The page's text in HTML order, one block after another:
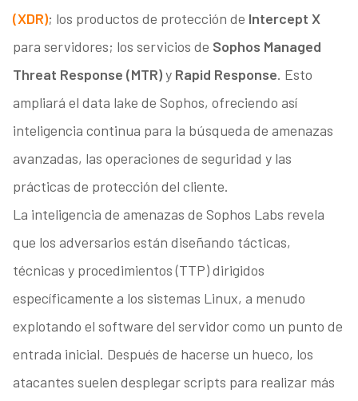
(XDR); los productos de protección de Intercept X
para servidores; los servicios de Sophos Managed
Threat Response (MTR)y Rapid Response. Esto
ampliará el data lake de Sophos, ofreciendo así
inteligencia continua para la búsqueda de amenazas
avanzadas, las operaciones de seguridad y las
prácticas de protección del cliente.
La inteligencia de amenazas de Sophos Labs revela
que los adversarios están diseñando tácticas,
técnicas y procedimientos (TTP) dirigidos
específicamente a los sistemas Linux, a menudo
explotando el software del servidor como un punto de
entrada inicial. Después de hacerse un hueco, los
atacantes suelen desplegar scripts para realizar más